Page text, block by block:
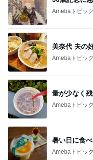
Amebaトピッ
美奈代 夫の
Amebaトピッ
量が少なく
Amebaトピッ
暑い日に食
Amebaトピッ